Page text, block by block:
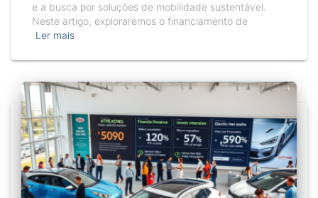
e a busca por soluções de mobilidade sustentável.
Neste artigo, exploraremos o financiamento de
Ler mais